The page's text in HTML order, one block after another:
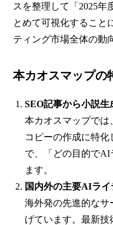
スを整理して「2025
とめて可視化すること
ティング市場全体の動
本カオスマップの
SEO記事から小説
本カオスマップでは
コピーの作成に特
で、「どの目的でAI
ます。
国内外の主要AIラ
海外発の先進的なサ
げています。最新